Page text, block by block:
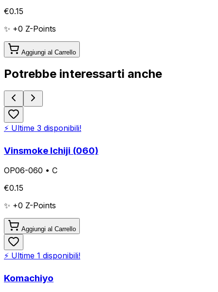
€0.15
✨ +0 Z-Points
Aggiungi al Carrello
Potrebbe interessarti anche
⚡ Ultime 3 disponibili!
Vinsmoke Ichiji (060)
OP06-060 • C
€0.15
✨ +0 Z-Points
Aggiungi al Carrello
⚡ Ultime 1 disponibili!
Komachiyo